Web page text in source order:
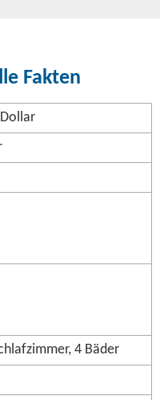
Fakten
4 Bäder